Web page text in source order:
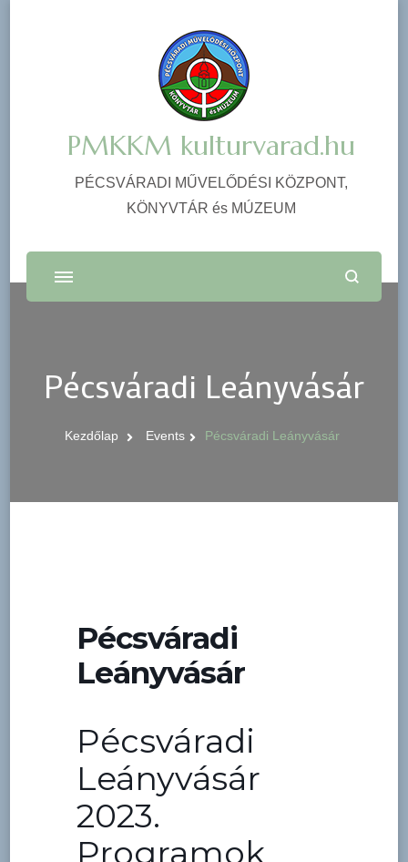
PMKKM kulturvarad.hu
PÉCSVÁRADI MŰVELŐDÉSI KÖZPONT,
KÖNYVTÁR és MÚZEUM
Pécsváradi Leányvásár
Kezdőlap Events Pécsváradi Leányvásár
Pécsváradi
Leányvásár
Pécsváradi
Leányvásár
2023.
Programok